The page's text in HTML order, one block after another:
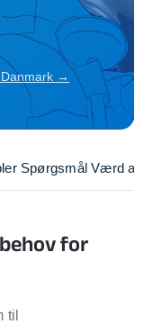
Danmark →
Spørgsmål Værd at
for
til